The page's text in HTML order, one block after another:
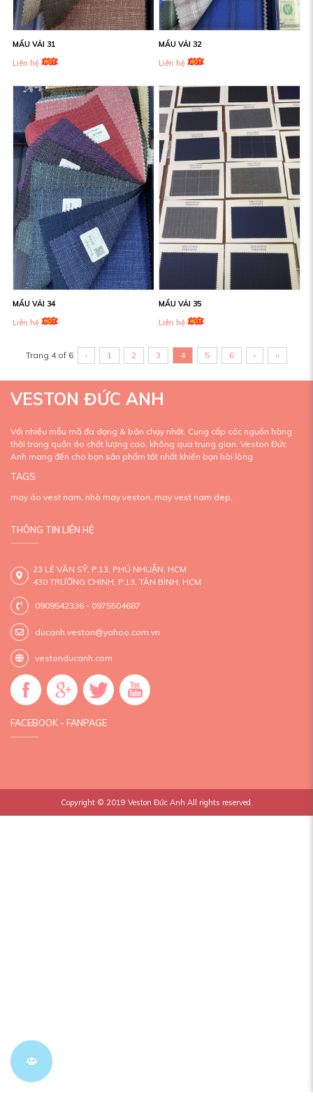
MẨU VẢI 31
Liên hệ
MẨU VẢI 32
Liên hệ
MẨU VẢI 34
Liên hệ
MẨU VẢI 35
Liên hệ
Trang 4 of 6 ‹ 1 2 3 4 5 6 › ››
VESTON ĐỨC ANH
Với nhiều mẫu mã đa dạng & bán chạy nhất. Cung cấp các nguồn hàng
thời trang quần áo chất lượng cao, không qua trung gian. Veston Đức
Anh mang đến cho bạn sản phẩm tốt nhất khiến bạn hài lòng
TAGS
may áo vest nam, nhà may veston, may vest nam dep,
THÔNG TIN LIÊN HỆ
23 LÊ VĂN SỸ, P.13, PHÚ NHUẬN, HCM
430 TRƯỜNG CHINH, P.13, TÂN BÌNH, HCM
0909542336 - 0975504687
ducanh.veston@yahoo.com.vn
vestonducanh.com
FACEBOOK - FANPAGE
Copyright © 2019 Veston Đức Anh All rights reserved.